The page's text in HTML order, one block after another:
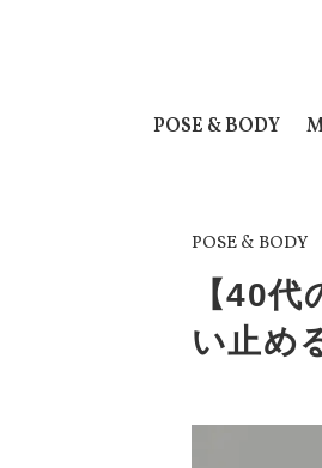
POSE & BODY
POSE & BODY
【40
い止め